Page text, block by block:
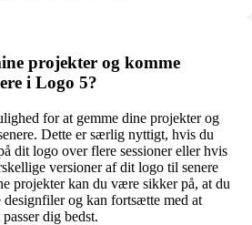
projekter og komme
i Logo 5?
for at gemme dine projekter og
Dette er særlig nyttigt, hvis du
dit logo over flere sessioner eller hvis
versioner af dit logo til senere
projekter kan du være sikker på, at du
og kan fortsætte med at
dig bedst.